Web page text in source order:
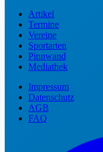
Artikel
Termine
Vereine
Sportarten
Pinnwand
Mediathek
Impressum
Datenschutz
AGB
FAQ